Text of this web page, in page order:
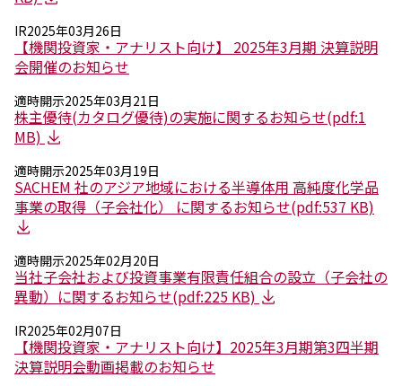
IR2025年03月26日
【機関投資家・アナリスト向け】 2025年3月期 決算説明
会開催のお知らせ
適時開示2025年03月21日
株主優待(カタログ優待)の実施に関するお知らせ(pdf:1
MB)
適時開示2025年03月19日
SACHEM 社のアジア地域における半導体用 高純度化学品
事業の取得（子会社化） に関するお知らせ(pdf:537 KB)
適時開示2025年02月20日
当社子会社および投資事業有限責任組合の設立（子会社の
異動）に関するお知らせ(pdf:225 KB)
IR2025年02月07日
【機関投資家・アナリスト向け】2025年3月期第3四半期
決算説明会動画掲載のお知らせ